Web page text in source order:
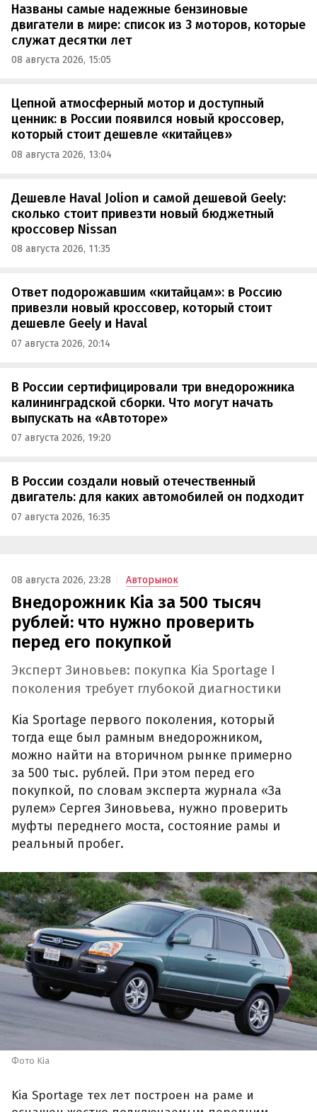
Названы самые надежные бензиновые
двигатели в мире: список из 3 моторов, которые
служат десятки лет
08 августа 2026, 15:05
Цепной атмосферный мотор и доступный
ценник: в России появился новый кроссовер,
который стоит дешевле «китайцев»
08 августа 2026, 13:04
Дешевле Haval Jolion и самой дешевой Geely:
сколько стоит привезти новый бюджетный
кроссовер Nissan
08 августа 2026, 11:35
Ответ подорожавшим «китайцам»: в Россию
привезли новый кроссовер, который стоит
дешевле Geely и Haval
07 августа 2026, 20:14
В России сертифицировали три внедорожника
калининградской сборки. Что могут начать
выпускать на «Автоторе»
07 августа 2026, 19:20
В России создали новый отечественный
двигатель: для каких автомобилей он подходит
07 августа 2026, 16:35
08 августа 2026, 23:28 Авторынок
Внедорожник Kia за 500 тысяч
рублей: что нужно проверить
перед его покупкой
Эксперт Зиновьев: покупка Kia Sportage I
поколения требует глубокой диагностики
Kia Sportage первого поколения, который
тогда еще был рамным внедорожником,
можно найти на вторичном рынке примерно
за 500 тыс. рублей. При этом перед его
покупкой, по словам эксперта журнала «За
рулем» Сергея Зиновьева, нужно проверить
муфты переднего моста, состояние рамы и
реальный пробег.
Фото Kia
Kia Sportage тех лет построен на раме и